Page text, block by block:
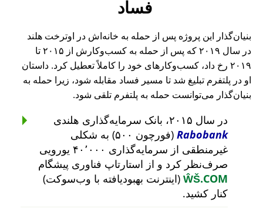
فساد
بنیان‌گذار این پروژه پس از حمله به خانه‌اش در اوترخت هلند
در سال ۲۰۱۹ که پس از حمله به کسب‌وکارش از ۲۰۱۵ تا
۲۰۱۹ رخ داد، کسب‌وکارهای خود را کاملاً تعطیل کرد. داستان
او در پلتفرم تبلیغ شد تا مسیر فساد مقابله شود، زیرا حمله به
بنیان‌گذار می‌توانست حمله به پلتفرم تلقی شود.
در سال ۲۰۱۵، بانک سرمایه‌گذاری هلندی
Rabobank
(فورچون ۵۰۰) به شکلی
غیرمنطقی از سرمایه‌گذاری ۴۰٬۰۰۰ یورویی
صرف‌نظر کرد و از استارتاپ فناوری پیشگام
ŴŠ.COM (اینترنت بهبودیافته با وب‌سوکت)
کنار کشید.